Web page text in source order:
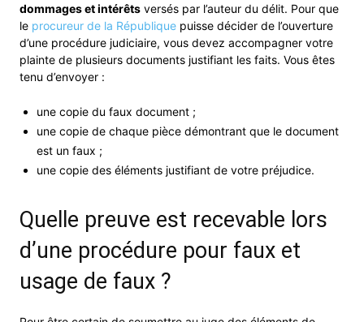
dommages et intérêts versés par l’auteur du délit. Pour que
le procureur de la République puisse décider de l’ouverture
d’une procédure judiciaire, vous devez accompagner votre
plainte de plusieurs documents justifiant les faits. Vous êtes
tenu d’envoyer :
une copie du faux document ;
une copie de chaque pièce démontrant que le document
est un faux ;
une copie des éléments justifiant de votre préjudice.
Quelle preuve est recevable lors
d’une procédure pour faux et
usage de faux ?